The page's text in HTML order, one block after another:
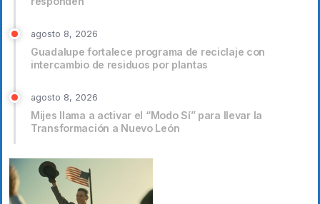
agosto 8, 2026
Guadalupe fortalece programa de reciclaje con
intercambio de residuos por plantas
agosto 8, 2026
Mijes llama a activar el “Modo Sí” para llevar la
Transformación a Nuevo León